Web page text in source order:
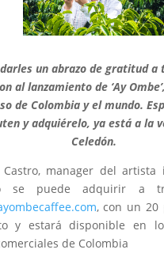
un abrazo de gratitud a
al lanzamiento de ‘Ay
de Colombia y el mundo.
y adquiérelo, ya está a la
Celedón.
Castro, manager del
se puede adquirir a
, con un 20
y estará disponible en
de Colombia